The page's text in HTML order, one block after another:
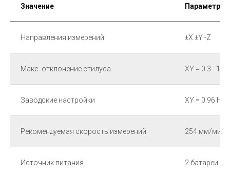
Значение Параметр
Направления измерений ±X ±Y -Z
Макс. отклонение стилуса XY = 0.3 - 1.4
Заводские настройки XY = 0.96 Н,
Рекомендуемая скорость измерений 254 мм/мин
Источник питания 2 батареи